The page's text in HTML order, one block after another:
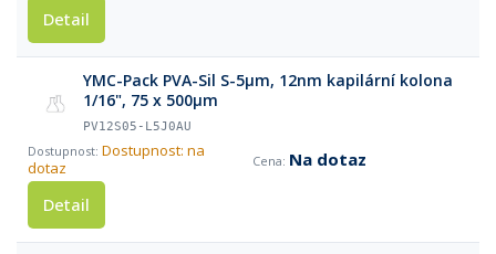
Detail
YMC-Pack PVA-Sil S-5µm, 12nm kapilární kolona
1/16", 75 x 500µm
PV12S05-L5J0AU
Dostupnost: na
dotaz
Na dotaz
Detail